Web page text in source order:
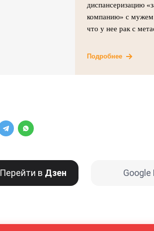
диспансеризацию
компанию» с мужем
что у нее рак с
Подробнее
Перейти в Дзен